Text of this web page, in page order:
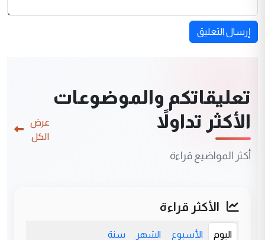
إرسال التعليق
تعليقاتكم والموضوعات
الأكثر تداولاً
أكثر المواضيع قراءة
عرض
الكل
الأكثر قراءة
اليوم الأسبوع الشهر سنة